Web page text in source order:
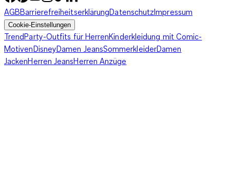
AGBBarrierefreiheitserklärungDatenschutzImpressum
Cookie-Einstellungen
TrendParty-Outfits für HerrenKinderkleidung mit Comic-
MotivenDisneyDamen JeansSommerkleiderDamen
JackenHerren JeansHerren Anzüge